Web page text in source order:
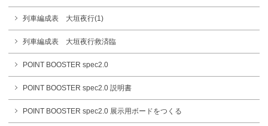
列車編成表 大垣夜行(1)
列車編成表 大垣夜行救済臨
POINT BOOSTER spec2.0
POINT BOOSTER spec2.0 説明書
POINT BOOSTER spec2.0 展示用ボードをつくる